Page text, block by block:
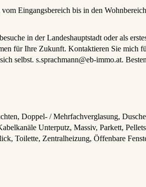
Eingangsbereich bis in den
in der Landeshauptstadt oder als
für Ihre Zukunft. Kontaktieren Sie mich
selbst. s.sprachmann@eb-immo.at.
Doppel- / Mehrfachverglasung Dusche
Unterputz Massiv Parkett Pellets
Toilette Zentralheizung Öffenbare